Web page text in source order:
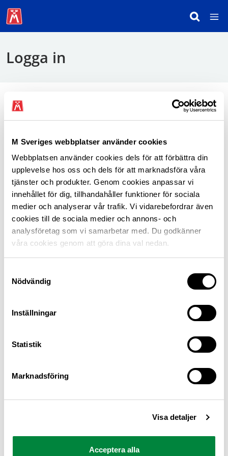
M Sveriges webbplatser använder cookies
Webbplatsen använder cookies dels för att förbättra din
upplevelse hos oss och dels för att marknadsföra våra
tjänster och produkter. Genom cookies anpassar vi
innehållet för dig, tillhandahåller funktioner för sociala
medier och analyserar vår trafik. Vi vidarebefordrar även
cookies till de sociala medier och annons- och
analysföretag som vi samarbetar med. Du godkänner
våra cookies genom att göra dina val nedan.
Nödvändig
Inställningar
Statistik
Marknadsföring
Visa detaljer
Acceptera alla
Logga in
För att logga in behöver du använda mobilt
BankID.
Logga in som medlem
M Sverige är Sveriges största konsumentorganisation
för bilister och andra trafikanter
Ansvarig utgivare: Heléne Lilja
Pressrum
Om oss